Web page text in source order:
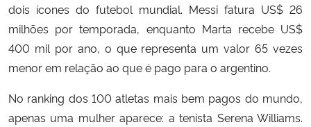
dois ícones do futebol mundial. Messi fatura US$ 26
milhões por temporada, enquanto Marta recebe US$
400 mil por ano, o que representa um valor 65 vezes
menor em relação ao que é pago para o argentino.
No ranking dos 100 atletas mais bem pagos do mundo,
apenas uma mulher aparece: a tenista Serena Williams.